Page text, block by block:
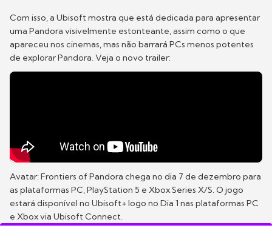
Com isso, a Ubisoft mostra que está dedicada para apresentar
uma Pandora visivelmente estonteante, assim como o que
apareceu nos cinemas, mas não barrará PCs menos potentes
de explorar Pandora. Veja o novo trailer:
Avatar: Frontiers of Pandora chega no dia 7 de dezembro para
as plataformas PC, PlayStation 5 e Xbox Series X/S. O jogo
estará disponível no Ubisoft+ logo no Dia 1 nas plataformas PC
e Xbox via Ubisoft Connect.